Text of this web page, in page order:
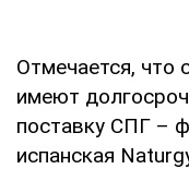
Отмечается, что
имеют
поставку СПГ –
испанская